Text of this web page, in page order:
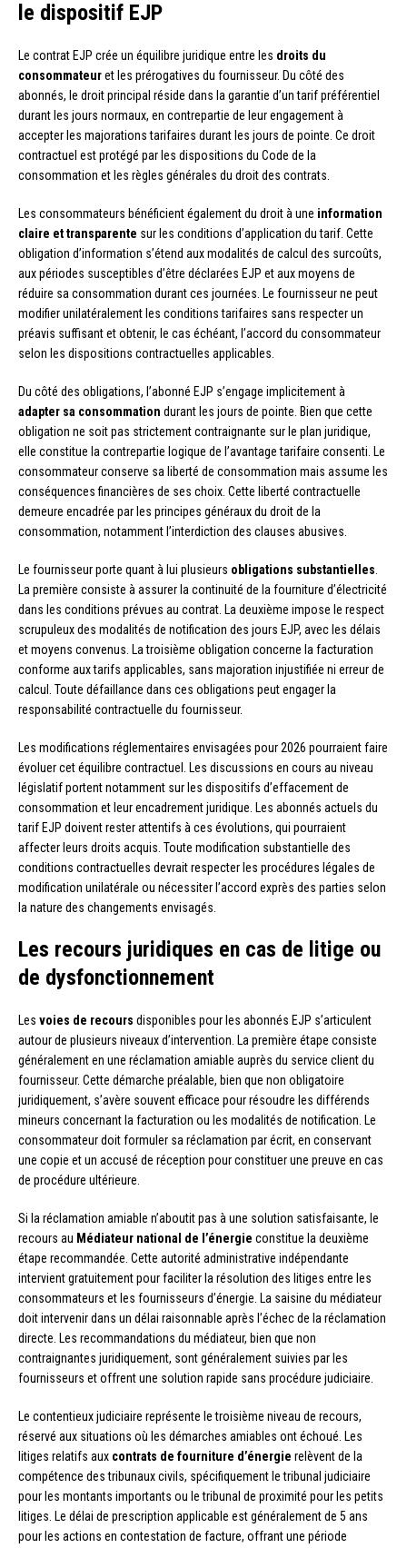
le dispositif EJP
Le contrat EJP crée un équilibre juridique entre les droits du
consommateuret les prérogatives du fournisseur. Du côté des
abonnés, le droit principal réside dans la garantie d’un tarif préférentiel
durant les jours normaux, en contrepartie de leur engagement à
accepter les majorations tarifaires durant les jours de pointe. Ce droit
contractuel est protégé par les dispositions du Code de la
consommation et les règles générales du droit des contrats.
Les consommateurs bénéficient également du droit à une information
claire et transparente sur les conditions d’application du tarif. Cette
obligation d’information s’étend aux modalités de calcul des surcoûts,
aux périodes susceptibles d’être déclarées EJP et aux moyens de
réduire sa consommation durant ces journées. Le fournisseur ne peut
modifier unilatéralement les conditions tarifaires sans respecter un
préavis suffisant et obtenir, le cas échéant, l’accord du consommateur
selon les dispositions contractuelles applicables.
Du côté des obligations, l’abonné EJP s’engage implicitement à
adapter sa consommation durant les jours de pointe. Bien que cette
obligation ne soit pas strictement contraignante sur le plan juridique,
elle constitue la contrepartie logique de l’avantage tarifaire consenti. Le
consommateur conserve sa liberté de consommation mais assume les
conséquences financières de ses choix. Cette liberté contractuelle
demeure encadrée par les principes généraux du droit de la
consommation, notamment l’interdiction des clauses abusives.
Le fournisseur porte quant à lui plusieurs obligations substantielles.
La première consiste à assurer la continuité de la fourniture d’électricité
dans les conditions prévues au contrat. La deuxième impose le respect
scrupuleux des modalités de notification des jours EJP, avec les délais
et moyens convenus. La troisième obligation concerne la facturation
conforme aux tarifs applicables, sans majoration injustifiée ni erreur de
calcul. Toute défaillance dans ces obligations peut engager la
responsabilité contractuelle du fournisseur.
Les modifications réglementaires envisagées pour 2026 pourraient faire
évoluer cet équilibre contractuel. Les discussions en cours au niveau
législatif portent notamment sur les dispositifs d’effacement de
consommation et leur encadrement juridique. Les abonnés actuels du
tarif EJP doivent rester attentifs à ces évolutions, qui pourraient
affecter leurs droits acquis. Toute modification substantielle des
conditions contractuelles devrait respecter les procédures légales de
modification unilatérale ou nécessiter l’accord exprès des parties selon
la nature des changements envisagés.
Les recours juridiques en cas de litige ou
de dysfonctionnement
Les voies de recours disponibles pour les abonnés EJP s’articulent
autour de plusieurs niveaux d’intervention. La première étape consiste
généralement en une réclamation amiable auprès du service client du
fournisseur. Cette démarche préalable, bien que non obligatoire
juridiquement, s’avère souvent efficace pour résoudre les différends
mineurs concernant la facturation ou les modalités de notification. Le
consommateur doit formuler sa réclamation par écrit, en conservant
une copie et un accusé de réception pour constituer une preuve en cas
de procédure ultérieure.
Si la réclamation amiable n’aboutit pas à une solution satisfaisante, le
recours au Médiateur national de l’énergie constitue la deuxième
étape recommandée. Cette autorité administrative indépendante
intervient gratuitement pour faciliter la résolution des litiges entre les
consommateurs et les fournisseurs d’énergie. La saisine du médiateur
doit intervenir dans un délai raisonnable après l’échec de la réclamation
directe. Les recommandations du médiateur, bien que non
contraignantes juridiquement, sont généralement suivies par les
fournisseurs et offrent une solution rapide sans procédure judiciaire.
Le contentieux judiciaire représente le troisième niveau de recours,
réservé aux situations où les démarches amiables ont échoué. Les
litiges relatifs aux contrats de fourniture d’énergie relèvent de la
compétence des tribunaux civils, spécifiquement le tribunal judiciaire
pour les montants importants ou le tribunal de proximité pour les petits
litiges. Le délai de prescription applicable est généralement de 5 ans
pour les actions en contestation de facture, offrant une période